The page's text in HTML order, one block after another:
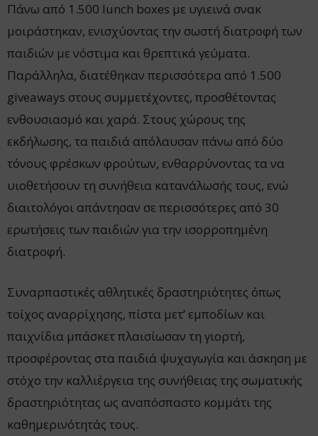
Πάνω από 1.500 lunch boxes με υγιεινά σνακ
μοιράστηκαν, ενισχύοντας την σωστή διατροφή των
παιδιών με νόστιμα και θρεπτικά γεύματα.
Παράλληλα, διατέθηκαν περισσότερα από 1.500
giveaways στους συμμετέχοντες, προσθέτοντας
ενθουσιασμό και χαρά. Στους χώρους της
εκδήλωσης, τα παιδιά απόλαυσαν πάνω από δύο
τόνους φρέσκων φρούτων, ενθαρρύνοντας τα να
υιοθετήσουν τη συνήθεια κατανάλωσής τους, ενώ
διαιτολόγοι απάντησαν σε περισσότερες από 30
ερωτήσεις των παιδιών για την ισορροπημένη
διατροφή.
Συναρπαστικές αθλητικές δραστηριότητες όπως
τοίχος αναρρίχησης, πίστα μετ’ εμποδίων και
παιχνίδια μπάσκετ πλαισίωσαν τη γιορτή,
προσφέροντας στα παιδιά ψυχαγωγία και άσκηση με
στόχο την καλλιέργεια της συνήθειας της σωματικής
δραστηριότητας ως αναπόσπαστο κομμάτι της
καθημερινότητάς τους.